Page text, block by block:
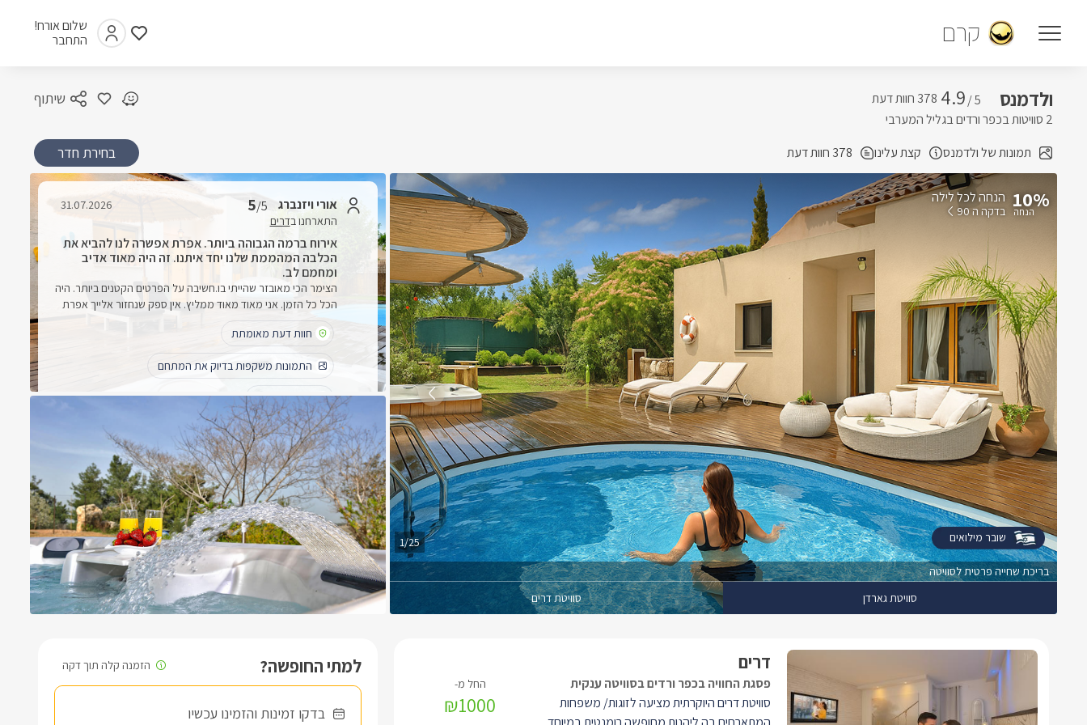
קרם
שלום אורח!
התחבר
ולדמנס 5 /
4.9
2 סוויטות בכפר ורדים בגליל המערבי
תמונות של ולדמנס
קצת עלינו 378 חוות דעת
שיתוף
בחירת חדר
בריכת שחייה פרטית לסוויטה
1/25
סוויטת גארדן סוויטת דרים
10% הנחה לכל לילה
בדקה ה 90 אורי ויזנברג 5/5
התארחנו בדרים
31.07.2026
אירוח ברמה הגבוהה ביותר. אפרת אפשרה לנו להביא את
הכלבה המהממת שלנו יחד איתנו. זה היה מאוד אדיב
ומחמם לב.
הצימר הכי מאובזר שהייתי בו.חשיבה על הפרטים הקטנים ביותר. היה
הכל כל הזמן. אני מאוד מאוד ממליץ. אין ספק שנחזור אלייך אפרת
חוות דעת מאומתת
התמונות משקפות בדיוק את המתחם
מעל המצופה
שובר מילואים
למתי החופשה?
בדקו זמינות והזמינו עכשיו
דרים
פסגת החוויה בכפר ורדים בסוויטה ענקית
סוויטת דרים היוקרתית מציעה לזוגות/ משפחות
₪1000